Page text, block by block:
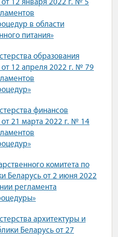
12 января 2022 г. № 5
в области
питания»
образования
12 апреля 2022 г. № 79
финансов
21 марта 2022 г. № 14
комитета по
Беларусь от 2 июня 2022
регламента
архитектуры и
Беларусь от 27